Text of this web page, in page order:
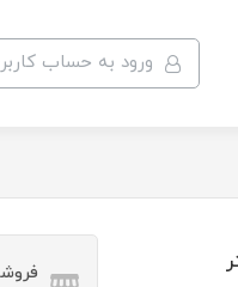
ورود به حساب